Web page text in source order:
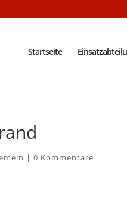
Startseite
| 0 Kommentare